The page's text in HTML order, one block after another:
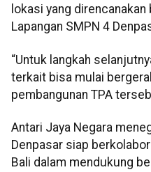
lokasi yang
Lapangan SMPN 4
“Untuk langkah
terkait bisa mulai
pembangunan TPA
Antari Jaya Negara
Denpasar siap
Bali dalam mendukung